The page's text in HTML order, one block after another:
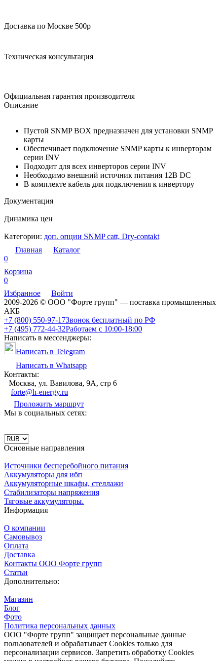
Доставка по Москве 500р
Техническая консультация
Официальная гарантия производителя
Описание
Пустой SNMP BOX предназначен для установки SNMP
карты
Обеспечивает подключение SNMP карты к инверторам
серии INV
Подходит для всех инверторов серии INV
Необходимо внешний источник питания 12В DC
В комплекте кабель для подключения к инвертору
Документация
Динамика цен
Категории: доп. опции SNMP catt, Dry-contakt
Главная
Каталог
0
Корзина
0
Избранное
Войти
2009-2026 © ООО "Форте групп" — поставка промышленных
АКБ
+7 (800) 550-97-17Звонок бесплатный по РФ
+7 (495) 772-44-32Работаем с 10:00-18:00
Написать в мессенджеры:
Написать в Telegram
Написать в Whatsapp
Контакты:
Москва, ул. Вавилова, 9А, стр 6
forte@h-energy.ru
Проложить маршрут
Мы в социальных сетях:
Основные направления
Источники бесперебойного питания
Аккумуляторы для ибп
Аккумуляторные шкафы, стеллажи
Стабилизаторы напряжения
Тяговые аккумуляторы.
Информация
О компании
Самовывоз
Оплата
Доставка
Контакты ООО Форте групп
Статьи
Дополнительно:
Магазин
Блог
Фото
Политика персональных данных
ООО "Форте групп" защищает персональные данные
пользователей и обрабатывает Cookies только для
персонализации сервисов. Запретить обработку Cookies